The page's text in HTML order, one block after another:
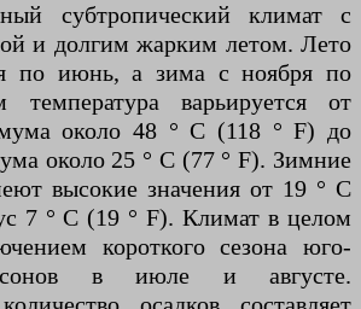
субтропический климат с
и долгим жарким летом. Лето
по июнь, а зима с ноября по
температура варьируется от
около 48 ° C (118 ° F) до
около 25 ° C (77 ° F). Зимние
высокие значения от 19 ° C
7 ° C (19 ° F). Климат в целом
короткого сезона юго-
в июле и августе.